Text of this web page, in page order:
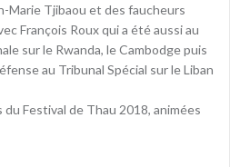
Marie Tjibaou et des faucheurs
François Roux qui a été aussi au
sur le Rwanda, le Cambodge puis
au Tribunal Spécial sur le Liban
Festival de Thau 2018, animées